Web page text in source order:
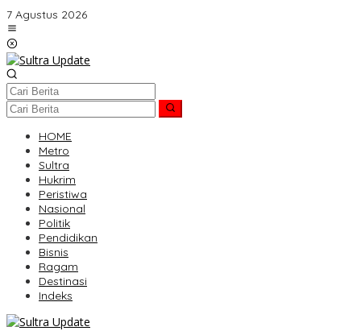
Lewati
ke
konten
7 Agustus 2026
HOME
Metro
Sultra
Hukrim
Peristiwa
Nasional
Politik
Pendidikan
Bisnis
Ragam
Destinasi
Indeks